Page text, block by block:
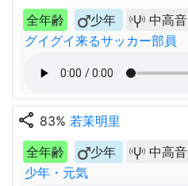
全年齢
少年 中高音
グイグイ来るサッカー部員
share 83% 若茉明里
全年齢
少年 中高音
少年・元気